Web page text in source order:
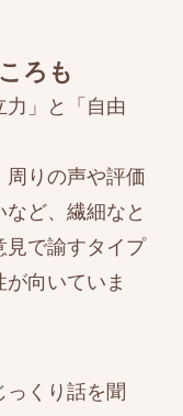
ろも
力」と「自由
周りの声や評価
ど、繊細なと
見で諭すタイプ
向いていま
っくり話を聞